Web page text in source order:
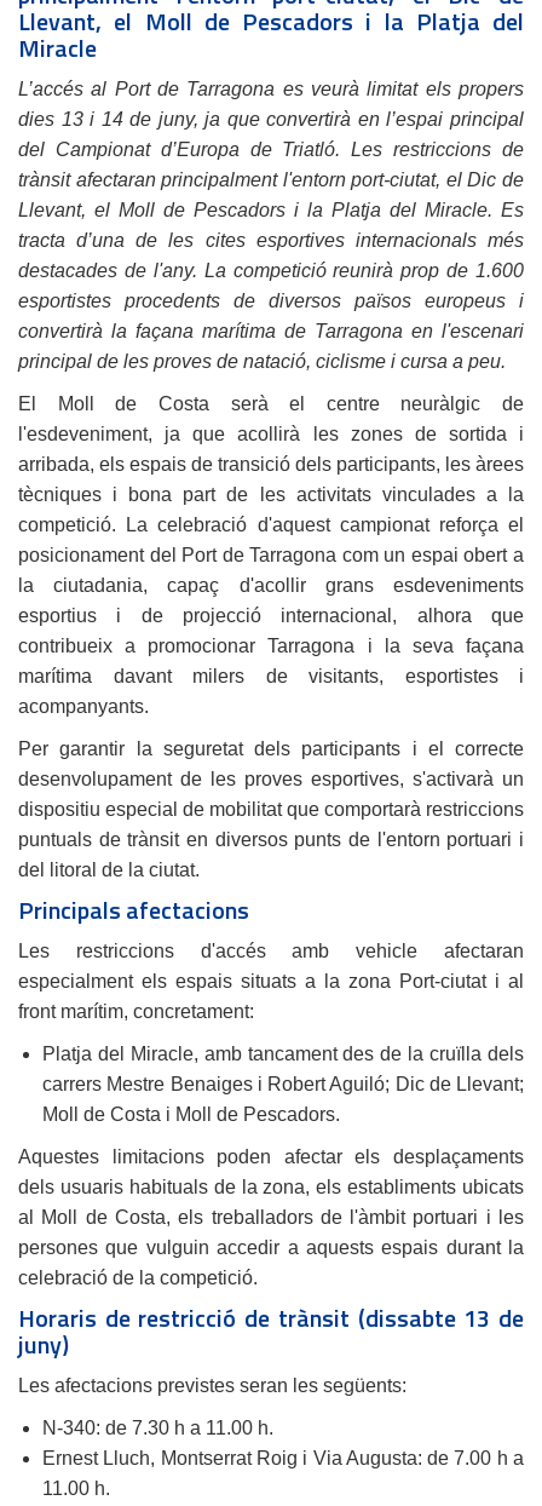
Llevant, el Moll de Pescadors i la Platja del
Miracle
L’accés al Port de Tarragona es veurà limitat els propers
dies 13 i 14 de juny, ja que convertirà en l’espai principal
del Campionat d’Europa de Triatló. Les restriccions de
trànsit afectaran principalment l'entorn port-ciutat, el Dic de
Llevant, el Moll de Pescadors i la Platja del Miracle. Es
tracta d’una de les cites esportives internacionals més
destacades de l'any. La competició reunirà prop de 1.600
esportistes procedents de diversos països europeus i
convertirà la façana marítima de Tarragona en l'escenari
principal de les proves de natació, ciclisme i cursa a peu.
El Moll de Costa serà el centre neuràlgic de
l'esdeveniment, ja que acollirà les zones de sortida i
arribada, els espais de transició dels participants, les àrees
tècniques i bona part de les activitats vinculades a la
competició. La celebració d'aquest campionat reforça el
posicionament del Port de Tarragona com un espai obert a
la ciutadania, capaç d'acollir grans esdeveniments
esportius i de projecció internacional, alhora que
contribueix a promocionar Tarragona i la seva façana
marítima davant milers de visitants, esportistes i
acompanyants.
Per garantir la seguretat dels participants i el correcte
desenvolupament de les proves esportives, s'activarà un
dispositiu especial de mobilitat que comportarà restriccions
puntuals de trànsit en diversos punts de l'entorn portuari i
del litoral de la ciutat.
Principals afectacions
Les restriccions d'accés amb vehicle afectaran
especialment els espais situats a la zona Port-ciutat i al
front marítim, concretament:
Platja del Miracle, amb tancament des de la cruïlla dels
carrers Mestre Benaiges i Robert Aguiló; Dic de Llevant;
Moll de Costa i Moll de Pescadors.
Aquestes limitacions poden afectar els desplaçaments
dels usuaris habituals de la zona, els establiments ubicats
al Moll de Costa, els treballadors de l'àmbit portuari i les
persones que vulguin accedir a aquests espais durant la
celebració de la competició.
Horaris de restricció de trànsit (dissabte 13 de
juny)
Les afectacions previstes seran les següents:
N-340: de 7.30 h a 11.00 h.
Ernest Lluch, Montserrat Roig i Via Augusta: de 7.00 h a
11.00 h.